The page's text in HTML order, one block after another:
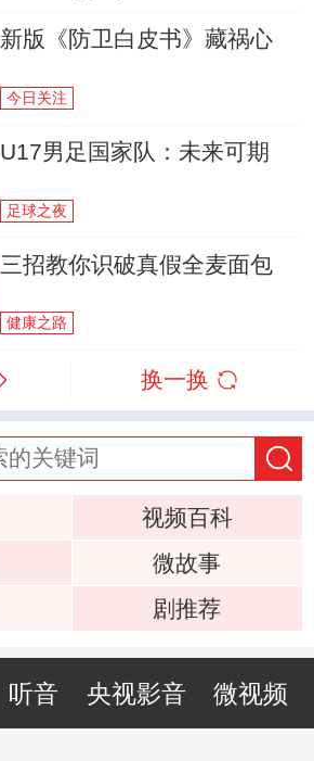
新版《防卫白皮书》藏祸心
今日关注
U17男足国家队：未来可期
足球之夜
三招教你识破真假全麦面包
健康之路
换一换
视频百科
微故事
剧推荐
听音 央视影音 微视频